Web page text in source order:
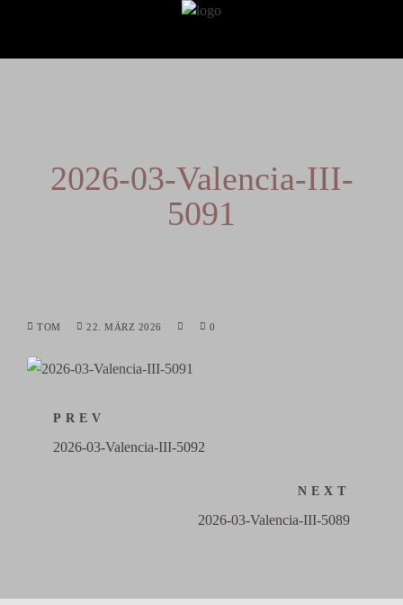
2026-03-Valencia-III-
5091
TOM 22. MÄRZ 2026 0
PREV
2026-03-Valencia-III-5092
NEXT
2026-03-Valencia-III-5089